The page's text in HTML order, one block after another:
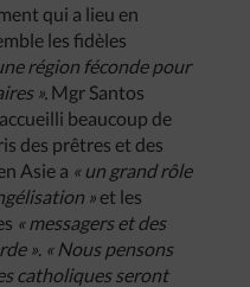
qui a lieu en
les fidèles
région féconde pour
». Mgr Santos
beaucoup de
des prêtres et des
Asie a « un grand rôle
» et les
« messagers et des
». « Nous pensons
catholiques seront